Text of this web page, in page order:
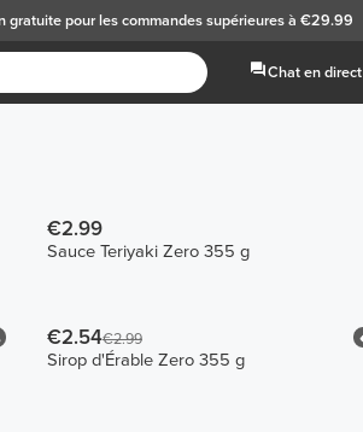
gratuitepour les commandes supérieures à €29.99
Chat en direct
€2.99
Sauce Teriyaki Zero 355 g
€2.54€2.99
Sirop d'Érable Zero 355 g